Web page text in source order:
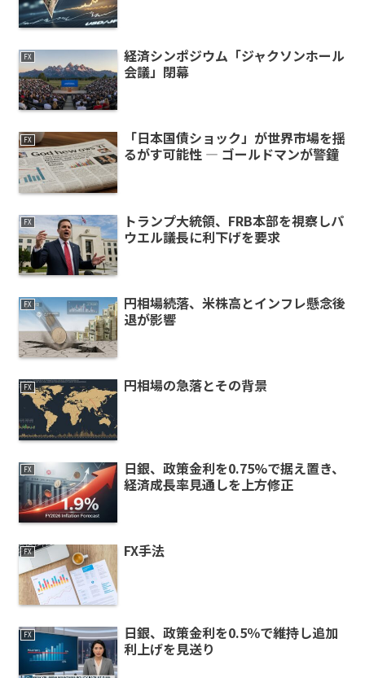
FX
経済シンポジウム「ジャクソンホール
会議」閉幕
FX
「日本国債ショック」が世界市場を揺
るがす可能性 ― ゴールドマンが警鐘
FX
トランプ大統領、FRB本部を視察しパ
ウエル議長に利下げを要求
FX
円相場続落、米株高とインフレ懸念後
退が影響
FX 円相場の急落とその背景
FX
日銀、政策金利を0.75%で据え置き、
経済成長率見通しを上方修正
FX FX手法
FX
日銀、政策金利を0.5％で維持し追加
利上げを見送り